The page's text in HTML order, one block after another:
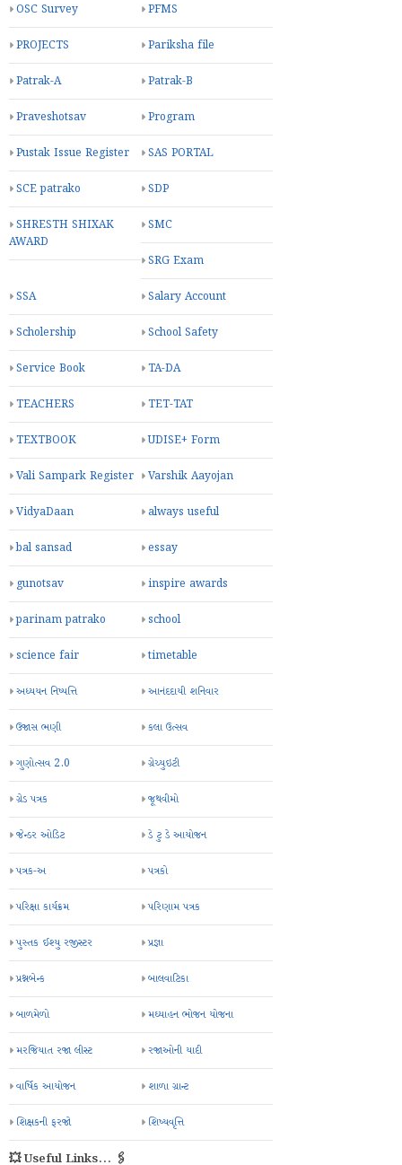
OSC Survey PFMS
PROJECTS Pariksha file
Patrak-A Patrak-B
Praveshotsav Program
Pustak Issue Register SAS PORTAL
SCE patrako SDP
SHRESTH SHIXAK
AWARD
SMC
SRG Exam
SSA Salary Account
Scholership School Safety
Service Book TA-DA
TEACHERS TET-TAT
TEXTBOOK UDISE+ Form
Vali Sampark Register Varshik Aayojan
VidyaDaan always useful
bal sansad essay
gunotsav inspire awards
parinam patrako school
science fair timetable
અધ્યયન નિષ્પત્તિ આનંદદાયી શનિવાર
ઉજાસ ભણી કલા ઉત્સવ
ગુણોત્સવ 2.0 ગ્રેચ્યુઇટી
ગ્રેડ પત્રક જૂથવીમો
જેન્ડર ઓડિટ ડે ટુ ડે આયોજન
પત્રક-અ પત્રકો
પરિક્ષા કાર્યક્રમ પરિણામ પત્રક
પુસ્તક ઈશ્યુ રજીસ્ટર પ્રજ્ઞા
પ્રશ્નબેન્ક બાલવાટિકા
બાળમેળો મઘ્યાહન ભોજન યોજના
મરજિયાત રજા લીસ્ટ રજાઓની યાદી
વાર્ષિક આયોજન શાળા ગ્રાન્ટ
શિક્ષકની ફરજો શિષ્યવૃત્તિ
💥 Useful Links... 🖇️